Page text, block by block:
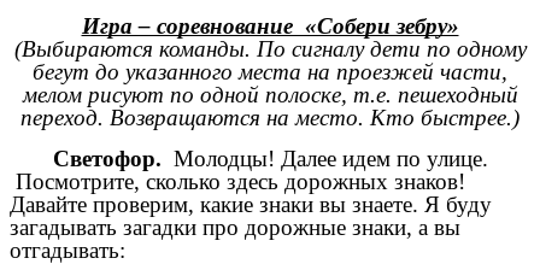
Игра – соревнование «Собери зебру»
(Выбираются команды. По сигналу дети по одному
бегут до указанного места на проезжей части,
мелом рисуют по одной полоске, т.е. пешеходный
переход. Возвращаются на место. Кто быстрее.)
Светофор. Молодцы! Далее идем по улице.
Посмотрите, сколько здесь дорожных знаков!
Давайте проверим, какие знаки вы знаете. Я буду
загадывать загадки про дорожные знаки, а вы
отгадывать: